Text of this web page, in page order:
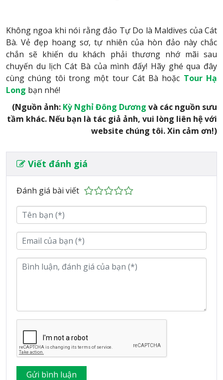
Không ngoa khi nói rằng đảo Tự Do là Maldives của Cát
Bà. Vẻ đẹp hoang sơ, tự nhiên của hòn đảo này chắc
chắn sẽ khiến du khách phải thương nhớ mãi sau
chuyến du lịch Cát Bà của mình đấy! Hãy ghé qua đây
cùng chúng tôi trong một tour Cát Bà hoặc Tour Hạ
Long bạn nhé!
(Nguồn ảnh: Kỳ Nghỉ Đông Dương và các nguồn sưu
tầm khác. Nếu bạn là tác giả ảnh, vui lòng liên hệ với
website chúng tôi. Xin cảm ơn!)
Viết đánh giá
Đánh giá bài viết